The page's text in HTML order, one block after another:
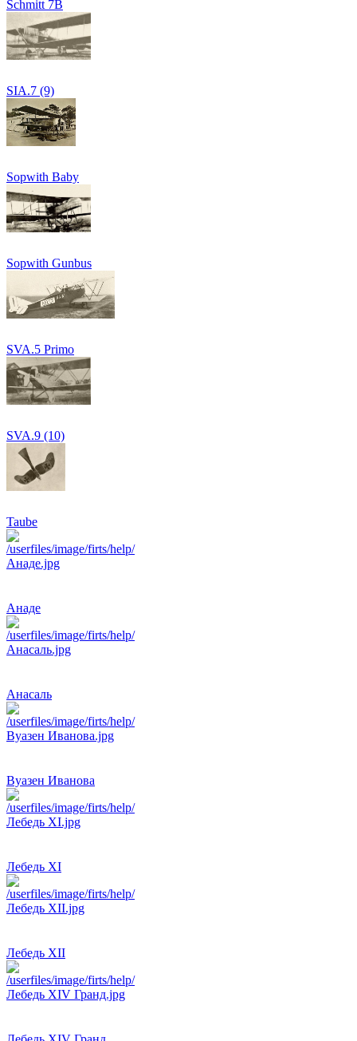
Schmitt 7B
SIA.7 (9)
Sopwith Baby
Sopwith Gunbus
SVA.5 Primo
SVA.9 (10)
Taube
Анаде
Анасаль
Вуазен Иванова
Лебедь ХI
Лебедь ХII